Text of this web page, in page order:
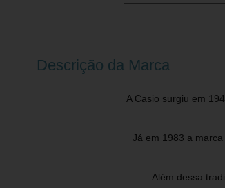
.
Descrição da Marca
A Casio surgiu em
Já em 1983 a
Além dessa